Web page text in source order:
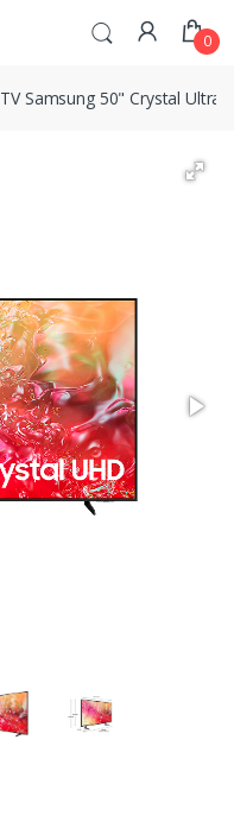
0
TV Samsung 50" Crystal Ultra